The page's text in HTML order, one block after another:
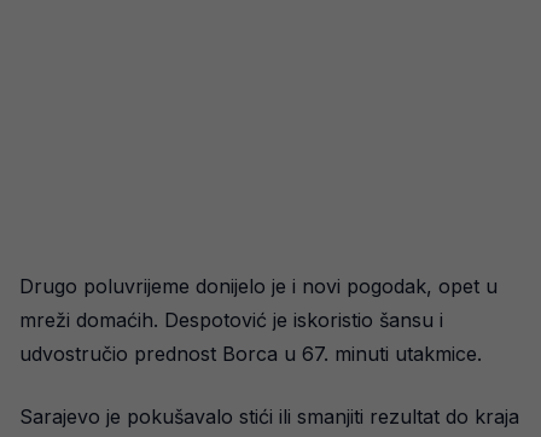
Drugo poluvrijeme donijelo je i novi pogodak, opet u
mreži domaćih. Despotović je iskoristio šansu i
udvostručio prednost Borca u 67. minuti utakmice.
Sarajevo je pokušavalo stići ili smanjiti rezultat do kraja